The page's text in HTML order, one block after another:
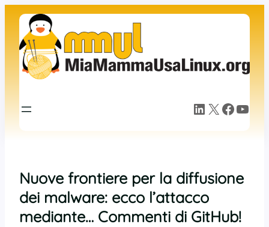
contenuto
LinkedIn X Facebook YouTube
Nuove frontiere per la diffusione
dei malware: ecco l’attacco
mediante… Commenti di GitHub!